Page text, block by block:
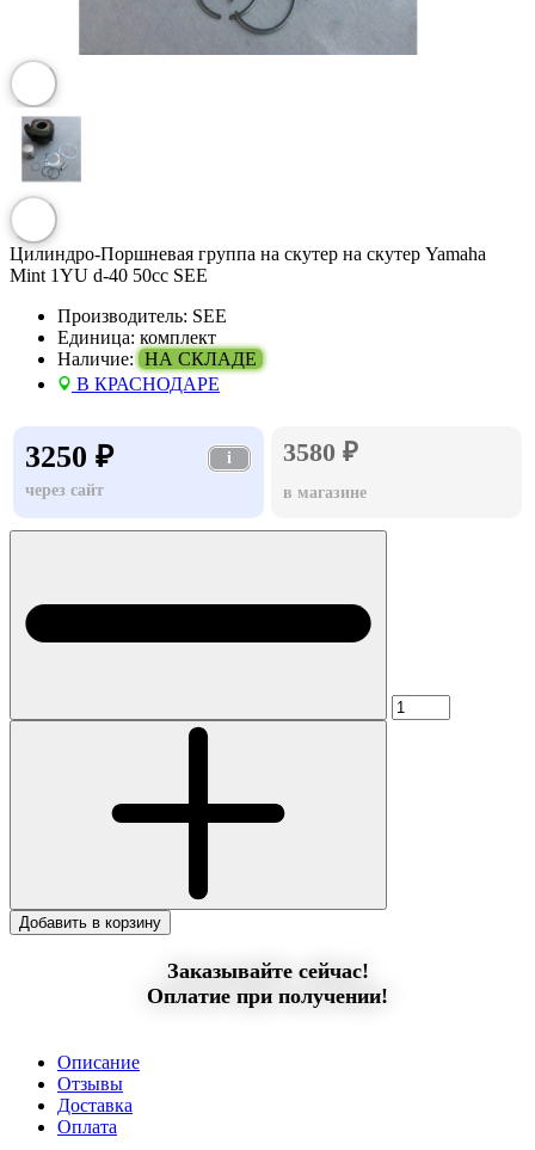
Цилиндро-Поршневая группа на скутер на скутер Yamaha
Mint 1YU d-40 50cc SEE
Производитель: SEE
Единица: комплект
Наличие: НА СКЛАДЕ
В КРАСНОДАРЕ
3250 ₽
i
через сайт
3580 ₽
в магазине
Добавить в корзину
Заказывайте сейчас!
Оплатие при получении!
Описание
Отзывы
Доставка
Оплата